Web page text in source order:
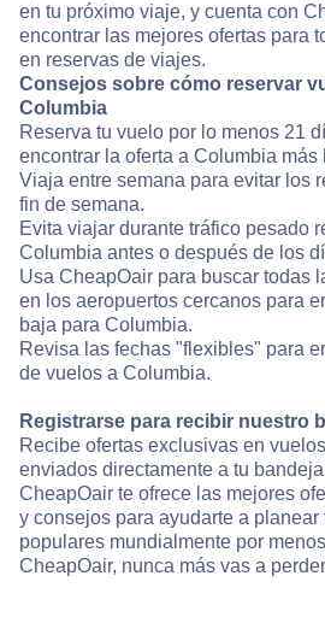
en tu próximo viaje, y cuenta con
encontrar las mejores ofertas para
en reservas de viajes.
Consejos sobre cómo reservar
Columbia
Reserva tu vuelo por lo menos 21
encontrar la oferta a Columbia más
Viaja entre semana para evitar los
fin de semana.
Evita viajar durante tráfico pesado
Columbia antes o después de los
Usa CheapOair para buscar todas
en los aeropuertos cercanos para
baja para Columbia.
Revisa las fechas "flexibles" para
de vuelos a Columbia.
Registrarse para recibir nuestro
Recibe ofertas exclusivas en
enviados directamente a tu
CheapOair te ofrece las mejores
y consejos para ayudarte a
populares mundialmente por
CheapOair, nunca más vas a